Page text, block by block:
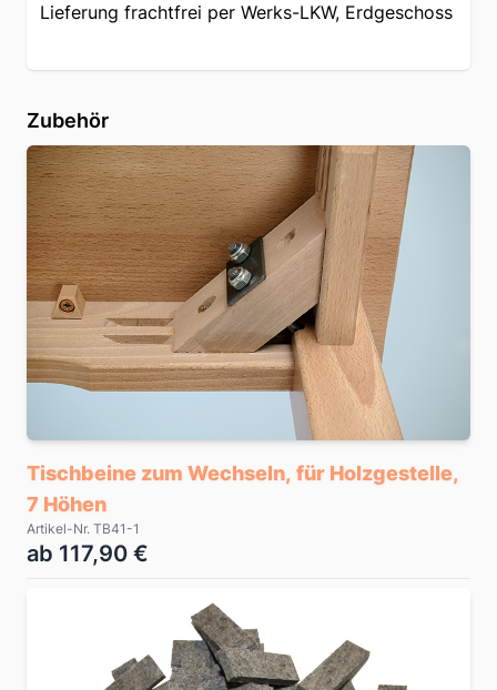
Lieferung frachtfrei per Werks-LKW, Erdgeschoss
Zubehör
Tischbeine zum Wechseln, für Holzgestelle,
7 Höhen
Artikel-Nr. TB41-1
ab 117,90 €